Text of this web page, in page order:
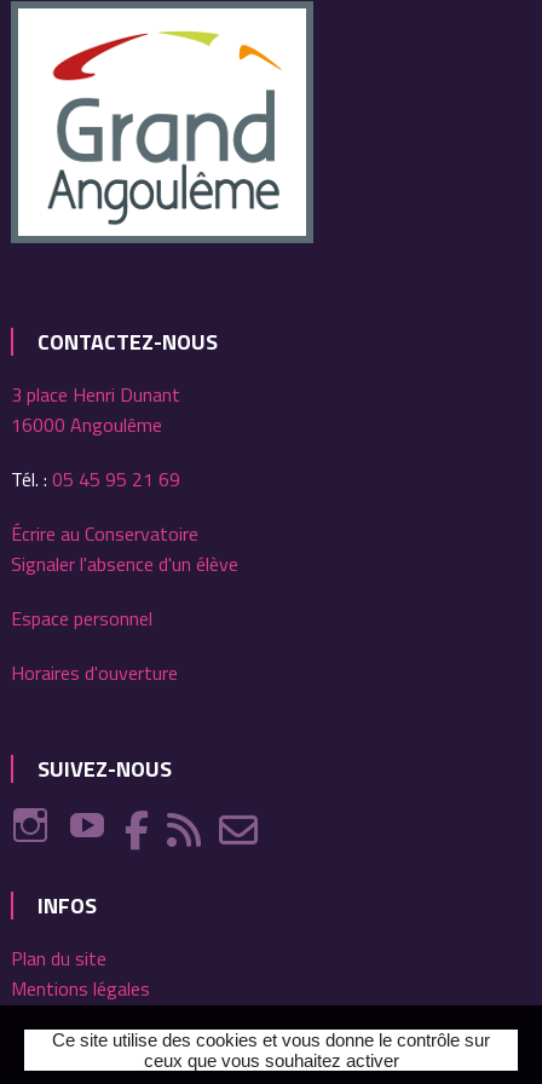
CONTACTEZ-NOUS
3 place Henri Dunant
16000 Angoulême
Tél. : 05 45 95 21 69
Écrire au Conservatoire
Signaler l'absence d'un élève
Espace personnel
Horaires d'ouverture
SUIVEZ-NOUS
INFOS
Plan du site
Mentions légales
Ce site utilise des cookies et vous donne le contrôle sur
ceux que vous souhaitez activer